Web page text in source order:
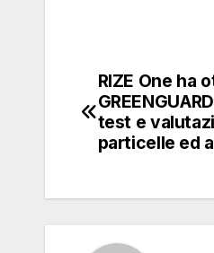
articoli
RIZE One ha
test e
particelle ed